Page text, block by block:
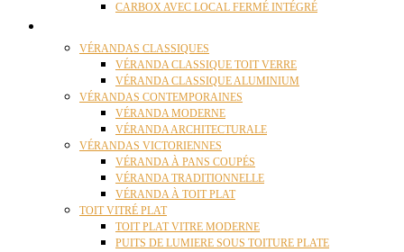
CARBOX AVEC LOCAL FERMÉ INTÉGRÉ
VÉRANDAS CLASSIQUES
VÉRANDA CLASSIQUE TOIT VERRE
VÉRANDA CLASSIQUE ALUMINIUM
VÉRANDAS CONTEMPORAINES
VÉRANDA MODERNE
VÉRANDA ARCHITECTURALE
VÉRANDAS VICTORIENNES
VÉRANDA À PANS COUPÉS
VÉRANDA TRADITIONNELLE
VÉRANDA À TOIT PLAT
TOIT VITRÉ PLAT
TOIT PLAT VITRE MODERNE
PUITS DE LUMIERE SOUS TOITURE PLATE